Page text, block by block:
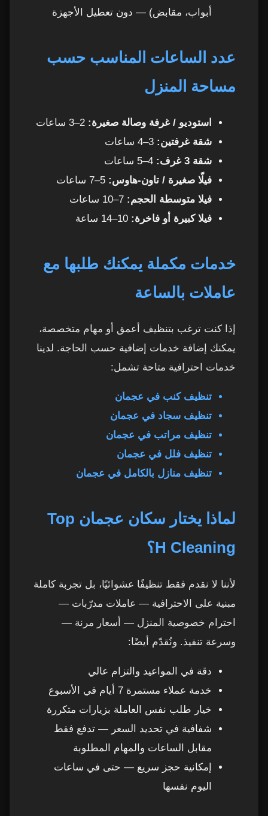
آراء العملاء في خدمة العاملات بالساعة في عجمان
36 1. الحجز عبر واتساب
40 متى تحتاج خدمة عاملات بالساعة في عجمان؟
42 أسئلة شائعة حول خدمة عاملات بالساعة في
عجمان
43 1. هل يمكن طلب عاملة بشكل يومي؟
45 3. هل تستخدم العاملة مواد تنظيف خاصة بها؟
47 5. هل الخدمة تشمل تنظيف الكنب والسجاد؟
أبواب، مقابض) — دون تعطيل الأجهزة
عدد الساعات المناسب حسب
مساحة المنزل
استوديو / غرفة وصالة صغيرة:
شقة غرفتين:
شقة 3 غرف:
فيلّا صغيرة / تاون-هاوس:
فيلا متوسطة الحجم:
فيلا كبيرة أو فاخرة:
خدمات مكملة يمكنك طلبها مع
عاملات بالساعة
إذا كنت ترغب بتنظيف أعمق أو مهام متخصصة،
يمكنك إضافة خدمات إضافية حسب الحاجة. لدينا
خدمات احترافية متاحة تشمل:
تنظيف كنب في عجمان
تنظيف سجاد في عجمان
تنظيف مراتب في عجمان
تنظيف فلل في عجمان
تنظيف منازل بالكامل في عجمان
لماذا يختار سكان عجمان Top
H Cleaning؟
لأننا لا نقدم فقط تنظيفًا عشوائيًا، بل تجربة كاملة
مبنية على الاحترافية — عاملات مدرّبات —
احترام خصوصية المنزل — أسعار مرنة —
وسرعة تنفيذ. ونُقدّم أيضًا:
دقة في المواعيد والتزام عالي
خدمة عملاء مستمرة 7 أيام في الأسبوع
خيار طلب نفس العاملة بزيارات متكررة
شفافية في تحديد السعر — تدفع فقط
مقابل الساعات والمهام المطلوبة
إمكانية حجز سريع — حتى في ساعات
اليوم نفسها